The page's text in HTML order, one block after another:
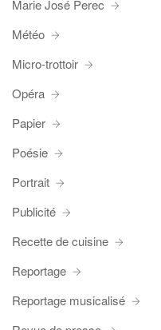
Marie José Perec
Météo
Micro-trottoir
Opéra
Papier
Poésie
Portrait
Publicité
Recette de cuisine
Reportage
Reportage musicalisé